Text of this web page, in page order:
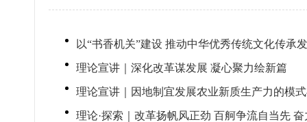
以“书香机关”建设 推动中华优秀传统文化传承
理论宣讲｜深化改革谋发展 凝心聚力绘新篇
理论宣讲｜因地制宜发展农业新质生产力的模
理论·探索｜改革扬帆风正劲 百舸争流自当先